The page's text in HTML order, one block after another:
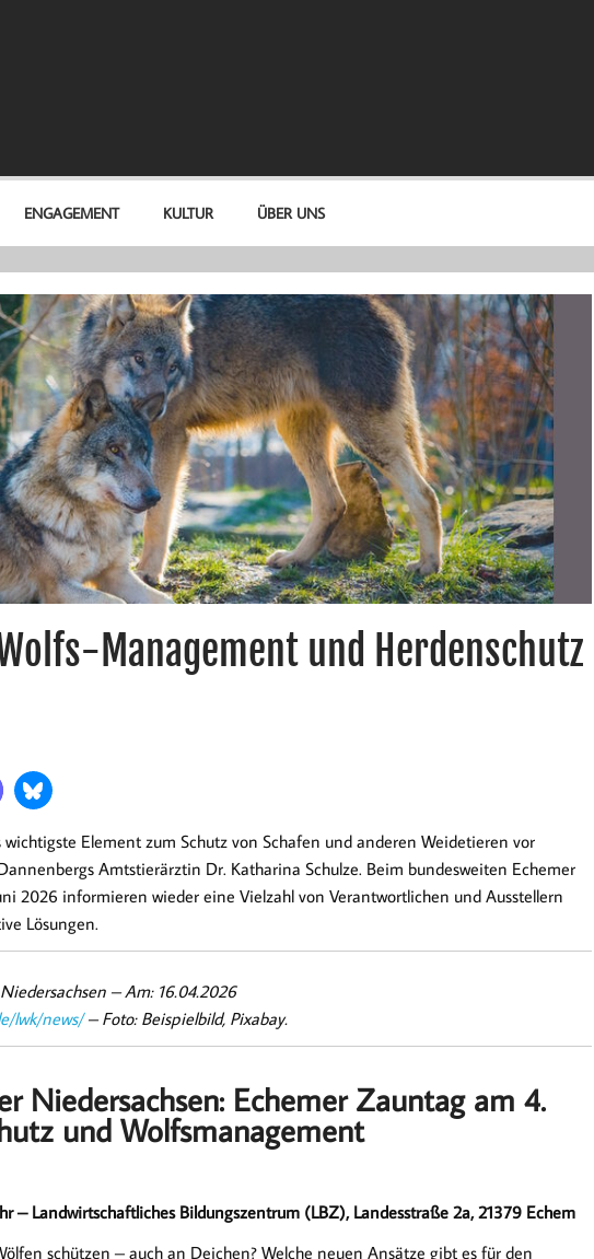
ENGAGEMENT KULTUR ÜBER UNS
Management und Herdenschutz
Element zum Schutz von Schafen und anderen Weidetieren vor
Amtstierärztin Dr. Katharina Schulze. Beim bundesweiten Echemer
2026 informieren wieder eine Vielzahl von Verantwortlichen und Ausstellern
Lösungen.
–Am: 16.04.2026
lwk/news/– Foto: Beispielbild, Pixabay.
Niedersachsen: Echemer Zauntag am 4.
und Wolfsmanagement
– Landwirtschaftliches Bildungszentrum (LBZ), Landesstraße 2a, 21379 Echem
schützen – auch an Deichen? Welche neuen Ansätze gibt es für den